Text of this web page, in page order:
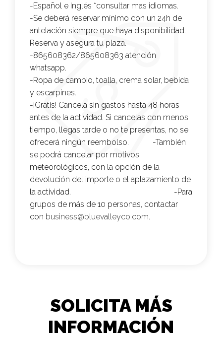
-Español e Inglés *consultar mas idiomas.
-Se deberá reservar mínimo con un 24h de
antelación siempre que haya disponibilidad.
Reserva y asegura tu plaza.
-865608362/865608363 atención
whatsapp.
-Ropa de cambio, toalla, crema solar, bebida
y escarpines.
-¡Gratis! Cancela sin gastos hasta 48 horas
antes de la actividad. Si cancelas con menos
tiempo, llegas tarde o no te presentas, no se
ofrecerá ningún reembolso. -También
se podrá cancelar por motivos
meteorológicos, con la opción de la
devolución del importe o el aplazamiento de
la actividad. -Para
grupos de más de 10 personas, contactar
con business@bluevalleyco.com.
SOLICITA MÁS
INFORMACIÓN